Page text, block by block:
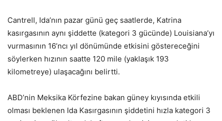
Cantrell, Ida’nın pazar günü geç saatlerde, Katrina
kasırgasının aynı şiddette (kategori 3 gücünde) Louisiana’yı
vurmasının 16’ncı yıl dönümünde etkisini göstereceğini
söylerken hızının saatte 120 mile (yaklaşık 193
kilometreye) ulaşacağını belirtti.
ABD’nin Meksika Körfezine bakan güney kıyısında etkili
olması beklenen Ida Kasırgasının şiddetini hızla kategori 3